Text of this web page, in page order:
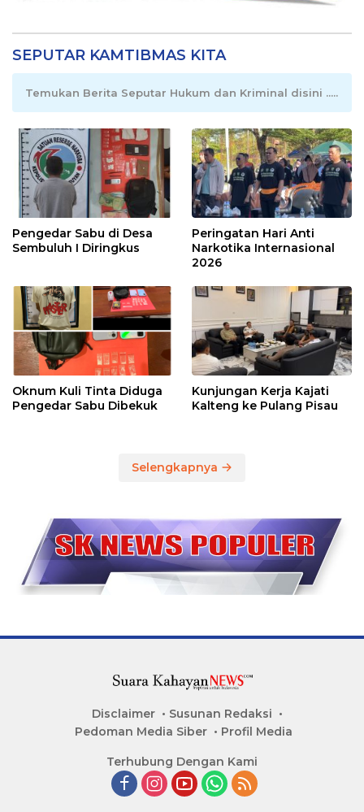
SEPUTAR KAMTIBMAS KITA
Temukan Berita Seputar Hukum dan Kriminal disini .....
Pengedar Sabu di Desa
Sembuluh I Diringkus
Peringatan Hari Anti
Narkotika Internasional
2026
Oknum Kuli Tinta Diduga
Pengedar Sabu Dibekuk
Kunjungan Kerja Kajati
Kalteng ke Pulang Pisau
Selengkapnya
Disclaimer
Susunan Redaksi
Pedoman Media Siber
Profil Media
Terhubung Dengan Kami